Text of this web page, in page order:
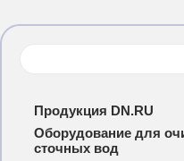
Продукция DN.RU
Оборудование для
сточных вод